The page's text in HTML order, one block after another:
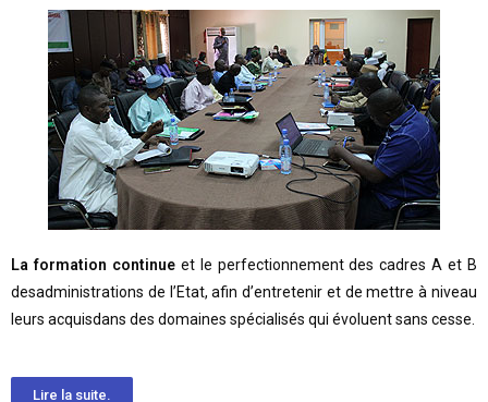
La formation continue et le perfectionnement des cadres A et B
desadministrations de l’Etat, afin d’entretenir et de mettre à niveau
leurs acquisdans des domaines spécialisés qui évoluent sans cesse.
Lire la suite.